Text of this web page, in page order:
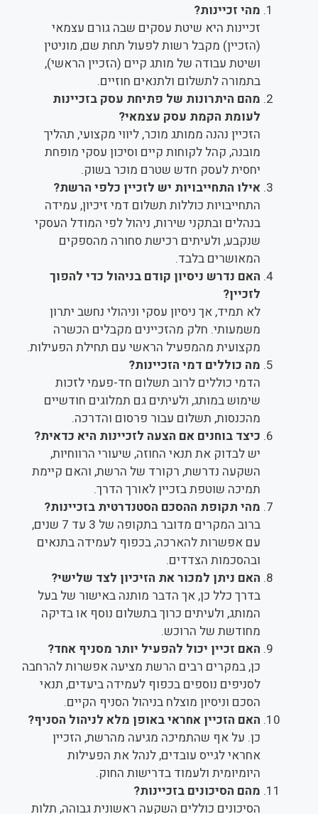
מהי זכיינות?
זכיינות היא שיטת עסקים שבה גורם עצמאי
(הזכיין) מקבל רשות לפעול תחת שם, מוניטין
ושיטת עבודה של מותג קיים (הזכיין הראשי),
בתמורה לתשלום ולתנאים חוזיים.
מהם היתרונות של פתיחת עסק בזכיינות
לעומת הקמת עסק עצמאי?
הזכיין נהנה ממותג מוכר, ליווי מקצועי, תהליך
מובנה, קהל לקוחות קיים וסיכון עסקי מופחת
יחסית לעסק חדש שטרם מוכר בשוק.
אילו התחייבויות יש לזכיין כלפי הרשת?
התחייבויות כוללות תשלום דמי זיכיון, עמידה
בנהלים ובתקני שירות, ניהול לפי המודל העסקי
שנקבע, ולעיתים רכישת סחורה מהספקים
המאושרים בלבד.
האם נדרש ניסיון קודם בניהול כדי להפוך
לזכיין?
לא תמיד, אך ניסיון עסקי וניהולי נחשב יתרון
משמעותי. חלק מהזכיינים מקבלים הכשרה
מקצועית מהמפעיל הראשי עם תחילת הפעילות.
מה כוללים דמי הזכיינות?
הדמי כוללים לרוב תשלום חד-פעמי לזכות
שימוש במותג, ולעיתים גם תמלוגים חודשיים
מהכנסות, תשלום עבור פרסום והדרכה.
כיצד בוחנים אם הצעה לזכיינות היא כדאית?
יש לבדוק את תנאי החוזה, שיעורי הרווחיות,
השקעה נדרשת, רקורד של הרשת, והאם קיימת
תמיכה שוטפת בזכיין לאורך הדרך.
מהי תקופת ההסכם הסטנדרטית בזכיינות?
ברוב המקרים מדובר בתקופה של 3 עד 7 שנים,
עם אפשרות להארכה, בכפוף לעמידה בתנאים
ובהסכמות הצדדים.
האם ניתן למכור את הזיכיון לצד שלישי?
בדרך כלל כן, אך הדבר מותנה באישור של בעל
המותג, ולעיתים כרוך בתשלום נוסף או בדיקה
מחודשת של הרוכש.
האם זכיין יכול להפעיל יותר מסניף אחד?
כן, במקרים רבים הרשת מציעה אפשרות להרחבה
לסניפים נוספים בכפוף לעמידה ביעדים, תנאי
הסכם וניסיון מוצלח בניהול הסניף הקיים.
האם הזכיין אחראי באופן מלא לניהול הסניף?
כן. על אף שהתמיכה מגיעה מהרשת, הזכיין
אחראי לגייס עובדים, לנהל את הפעילות
היומיומית ולעמוד בדרישות החוק.
מהם הסיכונים בזכיינות?
הסיכונים כוללים השקעה ראשונית גבוהה, תלות